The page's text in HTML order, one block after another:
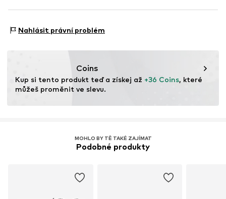
DE
Nahlásit právní problém
Coins
Kup si tento produkt teď a získej až +36 Coins, které
můžeš proměnit ve slevu.
MOHLO BY TĚ TAKÉ ZAJÍMAT
Podobné produkty